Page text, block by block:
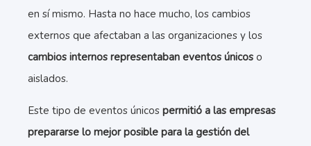
en sí mismo. Hasta no hace mucho, los cambios
externos que afectaban a las organizaciones y los
cambios internos representaban eventos únicos o
aislados.
Este tipo de eventos únicos permitió a las empresas
prepararse lo mejor posible para la gestión del